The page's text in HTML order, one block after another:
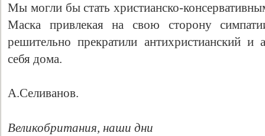
Мы могли бы стать христианско-
Маска привлекая на свою сторону
решительно прекратили антихристианский и
себя дома.
А.Селиванов.
Великобритания, наши дни